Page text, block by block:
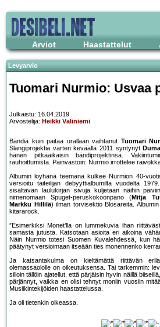
Arviot Haastattelut
Levyarvio
Tuomari Nurmio: Usvaa
Julkaistu: 16.04.2019
Arvostelija: Heikki Väliniemi
Bändiä kuin paitaa urallaan vaihtanut Tuomari
Slangiprojektia varten keväällä 2011 syntynyt
hänen pitkäaikaisin bändiprojektinsa.
rauhoittumista. Päinvastoin: Nurmio irrottelee
Albumin löyhänä teemana kulkee Nurmion 40-
versioitu taiteilijan debyyttialbumilta vuodelta
sisältävän laulukirjan sivuja kuljetaan näihin
nimenomaan Spuget-peruskokoonpano (Mitja
Markku Hillilä) ilman torvisektio Blosareita.
kitararock.
”Esimerkiksi Monet’lla on lummekuvia ihan
samasta jutusta. Katsotaan asioita eri aikoina
Näin Nurmio totesi Suomen Kuvalehdessä, kun
päätynyt versioimaan itseään ties monennenko
Ja katsantakulma on kieltämättä riittävän
olemassaololle on oikeutuksensa. Tai tarkemmin:
silloin tällöin ajatellut, että pärjäisin hyvin näillä
pärjännyt, vaikka en olisi tehnyt moniin vuosiin
Musiikintekijöiden haastattelussa.
Ja oli tietenkin oikeassa.